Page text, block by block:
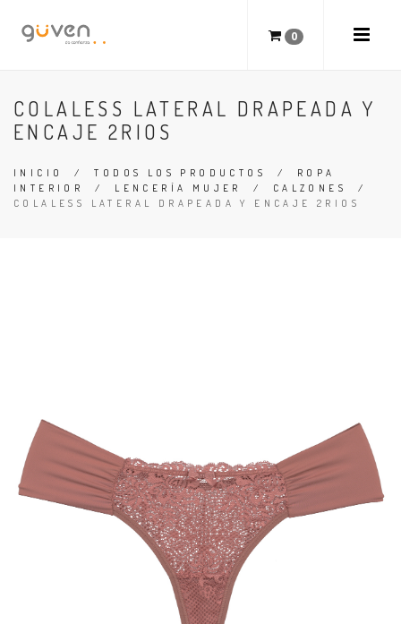
0
COLALESS LATERAL DRAPEADA Y
ENCAJE 2RIOS
INICIO /TODOS LOS PRODUCTOS / ROPA
INTERIOR
/ LENCERÍA MUJER / CALZONES
/
COLALESS LATERAL DRAPEADA Y ENCAJE 2RIOS